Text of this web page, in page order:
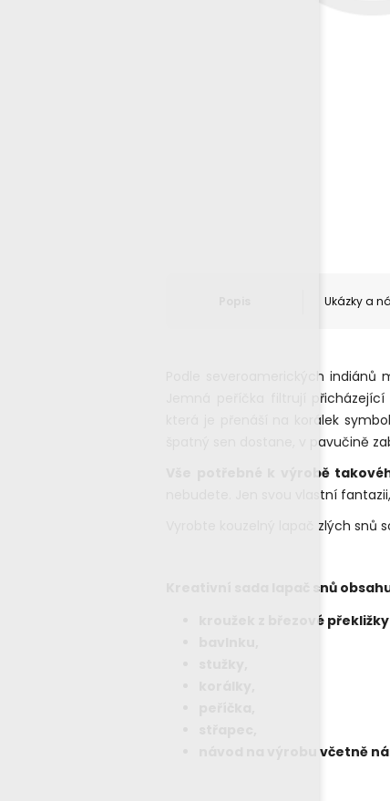
Ukázky a
Podle severoamerických indiánů
Jemná peříčka filtrují
která je přenáší na korálek
špatný sen dostane, v pavučině
Vše potřebné k výrobě
nebudete. Jen svou vlastní
Vyrobte kouzelný lapač zlých
Kreativní sada lapač snů
kroužek z březové
návod na výrobu včetně